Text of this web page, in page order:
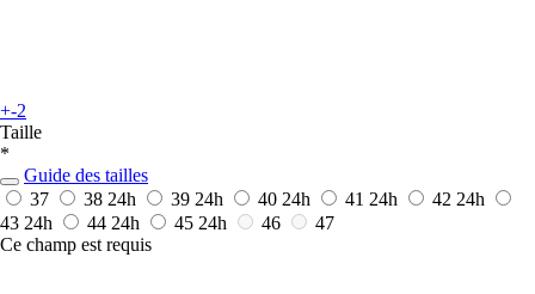
+-2
Taille
*
Guide des tailles
37
38 24h 39 24h 40 24h 41 24h 42 24h
43 24h 44 24h 45 24h 46
47
Ce champ est requis